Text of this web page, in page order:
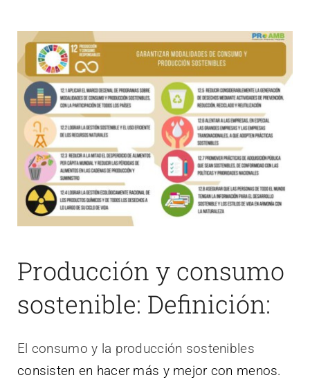
Producción y consumo
sostenible: Definición:
El consumo y la producción sostenibles
consisten en hacer más y mejor con menos.